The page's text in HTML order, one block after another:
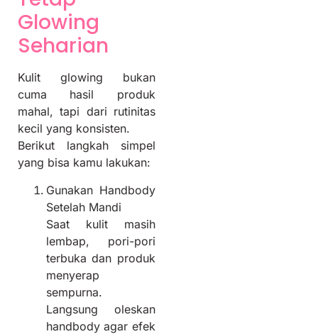
Glowing
Seharian
Kulit glowing bukan
cuma hasil produk
mahal, tapi dari rutinitas
kecil yang konsisten.
Berikut langkah simpel
yang bisa kamu lakukan:
Gunakan Handbody
Setelah Mandi
Saat kulit masih
lembap, pori-pori
terbuka dan produk
menyerap
sempurna.
Langsung oleskan
handbody agar efek